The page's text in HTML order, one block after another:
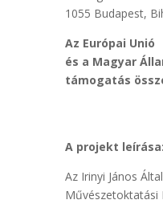
1055 Budapest,
Az Európai Unió
és a Magyar
támogatás
A projekt leírása:
Az Irinyi János
Művészetoktatási